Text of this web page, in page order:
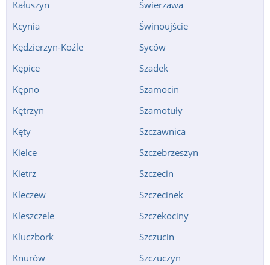
Kałuszyn
Kcynia
Kędzierzyn-Koźle
Kępice
Kępno
Kętrzyn
Kęty
Kielce
Kietrz
Kleczew
Kleszczele
Kluczbork
Knurów
Świerzawa
Świnoujście
Syców
Szadek
Szamocin
Szamotuły
Szczawnica
Szczebrzeszyn
Szczecin
Szczecinek
Szczekociny
Szczucin
Szczuczyn